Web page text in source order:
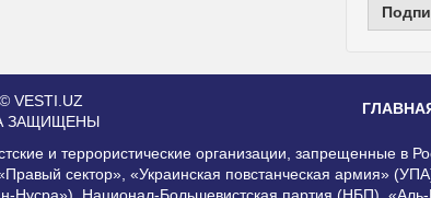
VESTI.UZ
ЗАЩИЩЕНЫ
и террористические организации, запрещенные
сектор», «Украинская повстанческая армия»
Нусра»), Национал-Большевистская партия (НБП),